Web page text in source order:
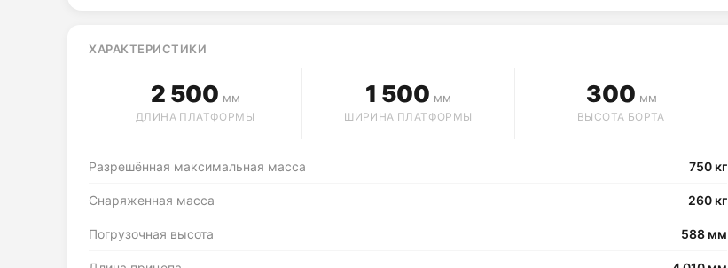
ХАРАКТЕРИСТИКИ
2 500 мм
ДЛИНА ПЛАТФОРМЫ
1 500 мм
ШИРИНА ПЛАТФОРМЫ
300 мм
ВЫСОТА БОРТА
Разрешённая максимальная масса 750 кг
Снаряженная масса 260 кг
Погрузочная высота 588 мм